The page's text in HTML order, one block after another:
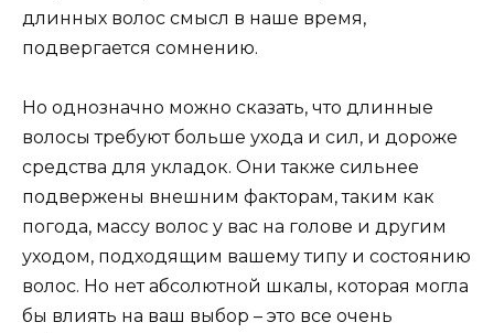
длинных волос смысл в наше время,
подвергается сомнению.
Но однозначно можно сказать, что длинные
волосы требуют больше ухода и сил, и дороже
средства для укладок. Они также сильнее
подвержены внешним факторам, таким как
погода, массу волос у вас на голове и другим
уходом, подходящим вашему типу и состоянию
волос. Но нет абсолютной шкалы, которая могла
бы влиять на ваш выбор – это все очень